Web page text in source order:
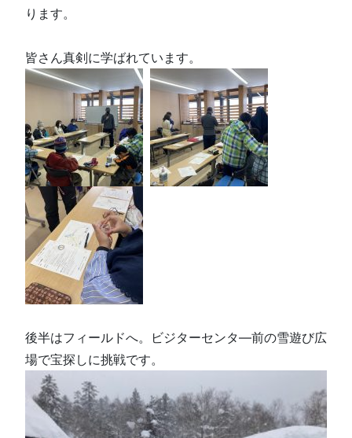
ります。
皆さん真剣に学ばれています。
後半はフィールドへ。ビジターセンタ―前の雪遊び広
場で宝探しに挑戦です。